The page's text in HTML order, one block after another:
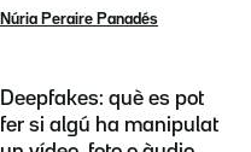
Núria Peraire Panadés
Deepfakes: què es pot
fer si algú ha manipulat